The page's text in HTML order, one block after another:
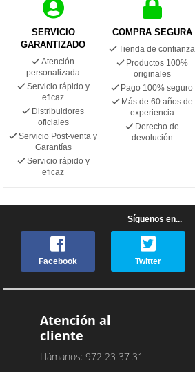
SERVICIO
GARANTIZADO
Atención
personalizada
Servicio rápido y
eficaz
Distribuidores
oficiales
Servicio Post-venta y
Garantías
Servicio rápido y
eficaz
COMPRA SEGURA
Tienda de confianza
Productos 100%
originales
Pago 100% seguro
Más de 60 años de
experiencia
Derecho de
devolución
Síguenos en...
Facebook Twitter
Atención al
cliente
Llámanos: 972 23 37 31